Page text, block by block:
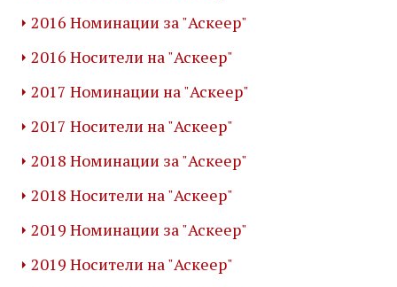
2016 Номинации за "Аскеер"
2016 Носители на "Аскеер"
2017 Номинации на "Аскеер"
2017 Носители на "Аскеер"
2018 Номинации за "Аскеер"
2018 Носители на "Аскеер"
2019 Номинации за "Аскеер"
2019 Носители на "Аскеер"